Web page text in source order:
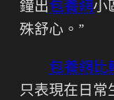
鐘出包養網小
殊舒心。”
包養網比
只表現在日常